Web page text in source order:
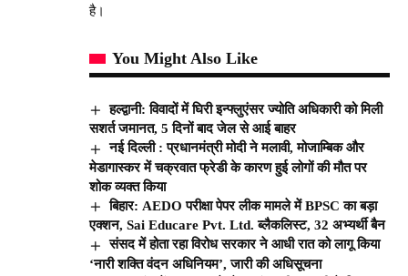
है।
You Might Also Like
हल्द्वानी: विवादों में घिरी इन्फ्लुएंसर ज्योति अधिकारी को मिली
सशर्त जमानत, 5 दिनों बाद जेल से आई बाहर
नई दिल्ली : प्रधानमंत्री मोदी ने मलावी, मोजाम्बिक और
मेडागास्कर में चक्रवात फ्रेडी के कारण हुई लोगों की मौत पर
शोक व्यक्त किया
बिहार: AEDO परीक्षा पेपर लीक मामले में BPSC का बड़ा
एक्शन, Sai Educare Pvt. Ltd. ब्लैकलिस्ट, 32 अभ्यर्थी बैन
संसद में होता रहा विरोध सरकार ने आधी रात को लागू किया
‘नारी शक्ति वंदन अधिनियम’, जारी की अधिसूचना